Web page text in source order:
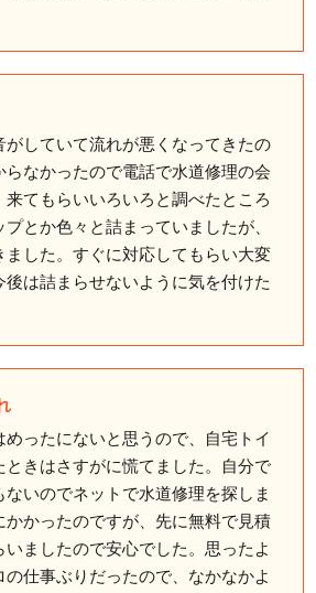
がしていて流れが悪くなってきたの
らなかったので電話で水道修理の会
てもらいいろいろと調べたところ
とか色々と詰まっていましたが、
ました。すぐに対応してもらい大変
後は詰まらせないように気を付けた
めったにないと思うので、自宅トイ
ときはさすがに慌てました。自分で
いのでネットで水道修理を探しま
かかったのですが、先に無料で見積
いましたので安心でした。思ったよ
の仕事ぶりだったので、なかなかよ